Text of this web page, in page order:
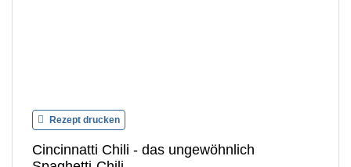
Rezept drucken
Cincinnatti Chili - das ungewöhnlich